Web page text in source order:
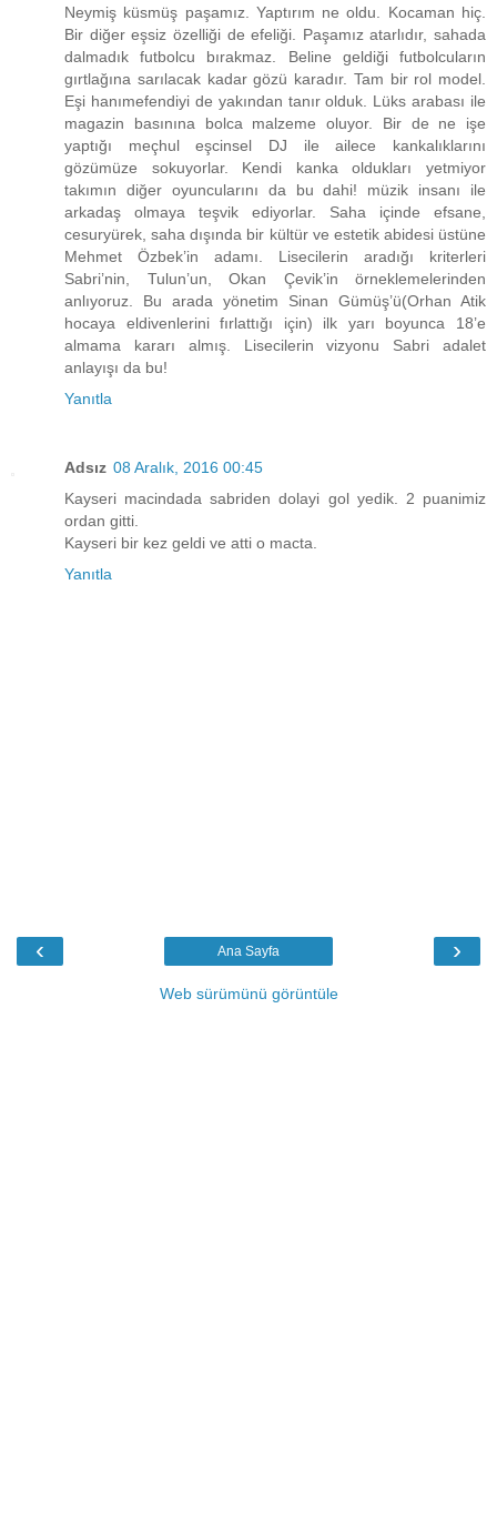
Neymiş küsmüş paşamız. Yaptırım ne oldu. Kocaman hiç.
Bir diğer eşsiz özelliği de efeliği. Paşamız atarlıdır, sahada
dalmadık futbolcu bırakmaz. Beline geldiği futbolcuların
gırtlağına sarılacak kadar gözü karadır. Tam bir rol model.
Eşi hanımefendiyi de yakından tanır olduk. Lüks arabası ile
magazin basınına bolca malzeme oluyor. Bir de ne işe
yaptığı meçhul eşcinsel DJ ile ailece kankalıklarını
gözümüze sokuyorlar. Kendi kanka oldukları yetmiyor
takımın diğer oyuncularını da bu dahi! müzik insanı ile
arkadaş olmaya teşvik ediyorlar. Saha içinde efsane,
cesuryürek, saha dışında bir kültür ve estetik abidesi üstüne
Mehmet Özbek’in adamı. Lisecilerin aradığı kriterleri
Sabri’nin, Tulun’un, Okan Çevik’in örneklemelerinden
anlıyoruz. Bu arada yönetim Sinan Gümüş’ü(Orhan Atik
hocaya eldivenlerini fırlattığı için) ilk yarı boyunca 18’e
almama kararı almış. Lisecilerin vizyonu Sabri adalet
anlayışı da bu!
Yanıtla
Adsız 08 Aralık, 2016 00:45
Kayseri macindada sabriden dolayi gol yedik. 2 puanimiz
ordan gitti.
Kayseri bir kez geldi ve atti o macta.
Yanıtla
‹ ›
Ana Sayfa
Web sürümünü görüntüle